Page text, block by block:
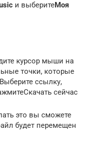
и выберитеМоя
курсор мыши на
точки, которые
ссылку,
сейчас
это вы сможете
будет перемещен